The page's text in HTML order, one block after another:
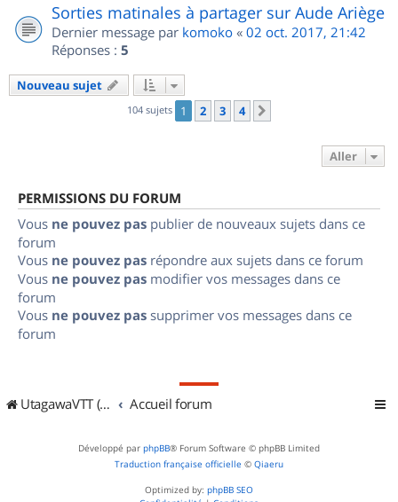
Sorties matinales à partager sur Aude Ariège
Dernier message par komoko « 02 oct. 2017, 21:42
Réponses : 5
Nouveau sujet
104 sujets 1 2 3 4
Aller
PERMISSIONS DU FORUM
Vous ne pouvez pas publier de nouveaux sujets dans ce
forum
Vous ne pouvez pas répondre aux sujets dans ce forum
Vous ne pouvez pas modifier vos messages dans ce
forum
Vous ne pouvez pas supprimer vos messages dans ce
forum
UtagawaVTT (Randos VTT et VTTAE avec traces GPS) Accueil forum
Développé par phpBB® Forum Software © phpBB Limited
Traduction française officielle © Qiaeru
Optimized by: phpBB SEO